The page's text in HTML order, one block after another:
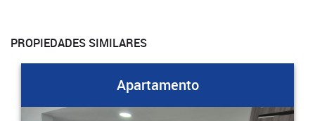
PROPIEDADES SIMILARES
Apartamento